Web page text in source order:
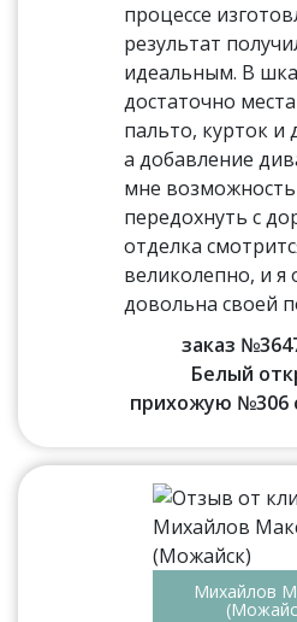
процессе
результат
идеальным. В
достаточно
пальто, курток и
а добавление
мне возможность
передохнуть с
отделка
великолепно, и я
довольна своей
заказ
Белый
прихожую №306
Михайлов